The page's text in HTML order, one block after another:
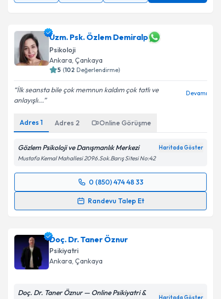
Uzm. Psk. Özlem Demiralp
Psikoloji
Ankara, Çankaya
5 (102 Değerlendirme)
İlk seansta bile çok memnun kaldım çok tatlı ve
anlayışlı...
Devamı
Adres 1 Adres 2 Online Görüşme
Gözlem Psikoloji ve Danışmanlık Merkezi Haritada Göster
Mustafa Kemal Mahallesi 2096.Sok.Barış Sitesi No:42
0 (850) 474 48 33
Randevu Talep Et
Randevu Takvimi Talebi
için bir takvim hazırlandığında e-posta ile
bilgilendireceğiz.
E-posta Adresiniz
Doç. Dr. Taner Öznur
Psikiyatri
Ankara, Çankaya
Doç. Dr. Taner Öznur — Online Psikiyatri &
Haritada Göster